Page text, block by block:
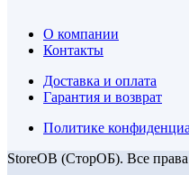
О компании
Контакты
Доставка и оплата
Гарантия и возврат
Политике
StoreOB (CторОБ). Все